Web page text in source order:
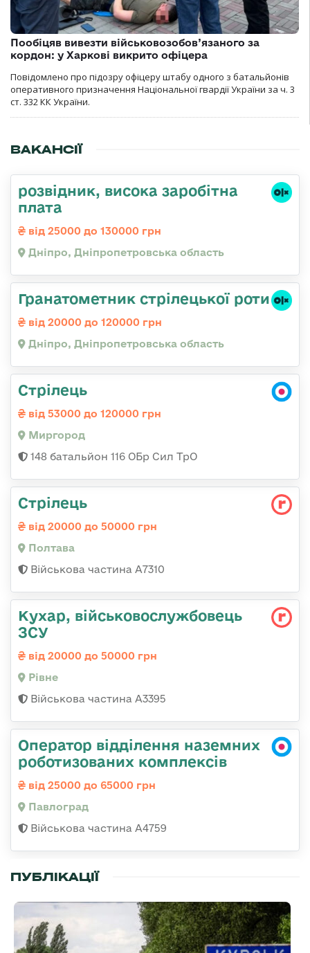
Пообіцяв вивезти військовозобов’язаного за
кордон: у Харкові викрито офіцера
Повідомлено про підозру офіцеру штабу одного з батальйонів
оперативного призначення Національної гвардії України за ч. 3
ст. 332 КК України.
ВАКАНСІЇ
розвідник, висока заробітна
плата
від 25000 до 130000 грн
Дніпро, Дніпропетровська область
Гранатометник стрілецької роти
від 20000 до 120000 грн
Дніпро, Дніпропетровська область
Стрілець
від 53000 до 120000 грн
Миргород
148 батальйон 116 ОБр Сил ТрО
Стрілець
від 20000 до 50000 грн
Полтава
Військова частина А7310
Кухар, військовослужбовець
ЗСУ
від 20000 до 50000 грн
Рівне
Військова частина А3395
Оператор відділення наземних
роботизованих комплексів
від 25000 до 65000 грн
Павлоград
Військова частина А4759
ПУБЛІКАЦІЇ